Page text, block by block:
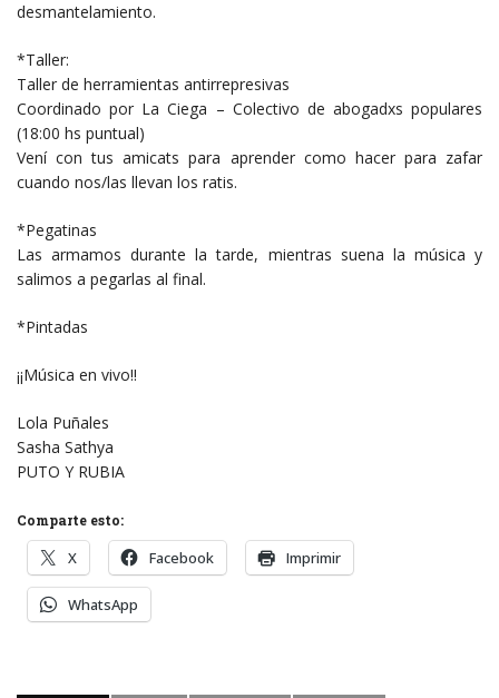
desmantelamiento.
*Taller:
Taller de herramientas antirrepresivas
Coordinado por La Ciega – Colectivo de abogadxs populares
(18:00 hs puntual)
Vení con tus amicats para aprender como hacer para zafar
cuando nos/las llevan los ratis.
*Pegatinas
Las armamos durante la tarde, mientras suena la música y
salimos a pegarlas al final.
*Pintadas
¡¡Música en vivo!!
Lola Puñales
Sasha Sathya
PUTO Y RUBIA
Comparte esto:
X Facebook Imprimir
WhatsApp